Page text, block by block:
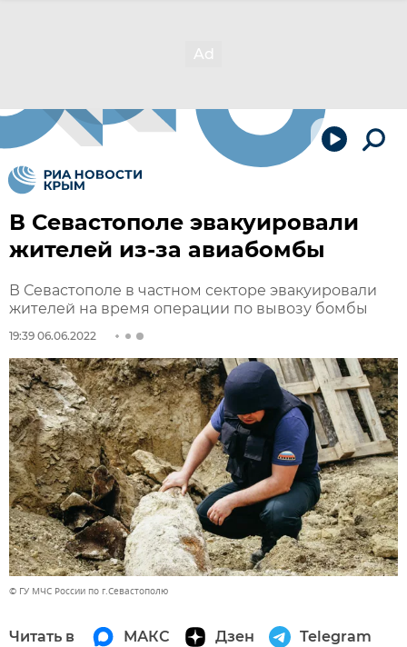
В Севастополе эвакуировали
жителей из-за авиабомбы
В Севастополе в частном секторе эвакуировали
жителей на время операции по вывозу бомбы
19:39 06.06.2022
© ГУ МЧС России по г.Севастополю
Читать в МАКС Дзен Telegram